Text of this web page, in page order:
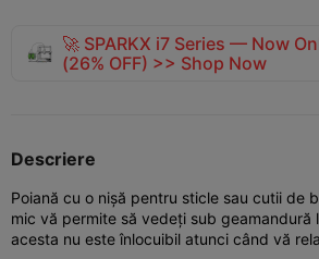
🚀 SPARKX i7 Series — Now
(26% OFF) >> Shop Now
Descriere
Poiană cu o nișă pentru sticle sau cutii de
mic vă permite să vedeți sub geamandură
acesta nu este înlocuibil atunci când vă